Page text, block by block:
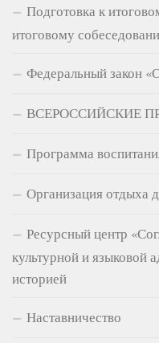
Подготовка к
итоговому
Федеральный закон
ВСЕРОССИЙСКИЕ
Программа
Организация отдыха
Ресурсный центр
культурной и языковой
историей
Наставничество